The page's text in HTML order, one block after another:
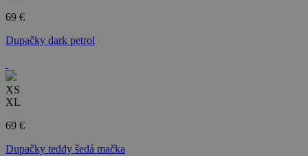
69 €
Dupačky dark petrol
XS
XL
69 €
Dupačky teddy šedá mačka